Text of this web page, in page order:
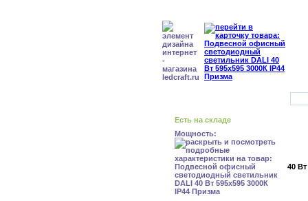
Есть на складе
Мощность:
40 Вт